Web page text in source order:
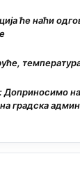
ће наћи
Доприносимо
градска